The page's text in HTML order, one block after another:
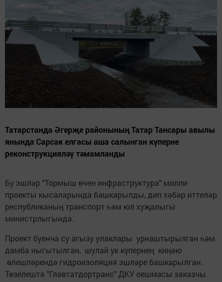
Татарстанда Әгерҗе районының Татар Тансары авылы
янында Сарсак елгасы аша салынган күперне
реконструкцияләү тәмамланды
Бу эшләр "Тормыш өчен инфраструктура" милли
проекты кысаларында башкарылды, дип хәбәр иттеләр
республиканың транспорт һәм юл хуҗалыгы
министрлыгында.
Проект буенча су агызу улаклары урнаштырылган һәм
дамба ныгытылган, шулай ук күпернең киңәю
өлешләрендә гидроизоляция эшләре башкарылган.
Төзелештә "Главтатдортранс" ДКУ оешмасы заказчы